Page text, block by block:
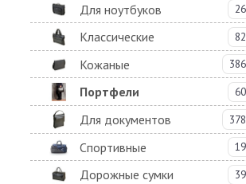
Для ноутбуков
Классические
Кожаные
Портфели
Для документов
Спортивные
Дорожные сумки